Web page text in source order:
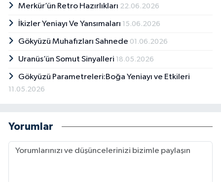
Merkür’ün Retro Hazırlıkları 22.06.2026
İkizler Yeniayı Ve Yansımaları 15.06.2026
Gökyüzü Muhafızları Sahnede 01.06.2026
Uranüs’ün Somut Sinyalleri 18.05.2026
Gökyüzü Parametreleri:Boğa Yeniayı ve Etkileri
11.05.2026
Yorumlar